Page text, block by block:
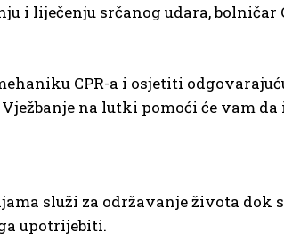
i liječenju srčanog udara,
CPR-a i osjetiti
na lutki pomoći će vam
služi za održavanje života
upotrijebiti.